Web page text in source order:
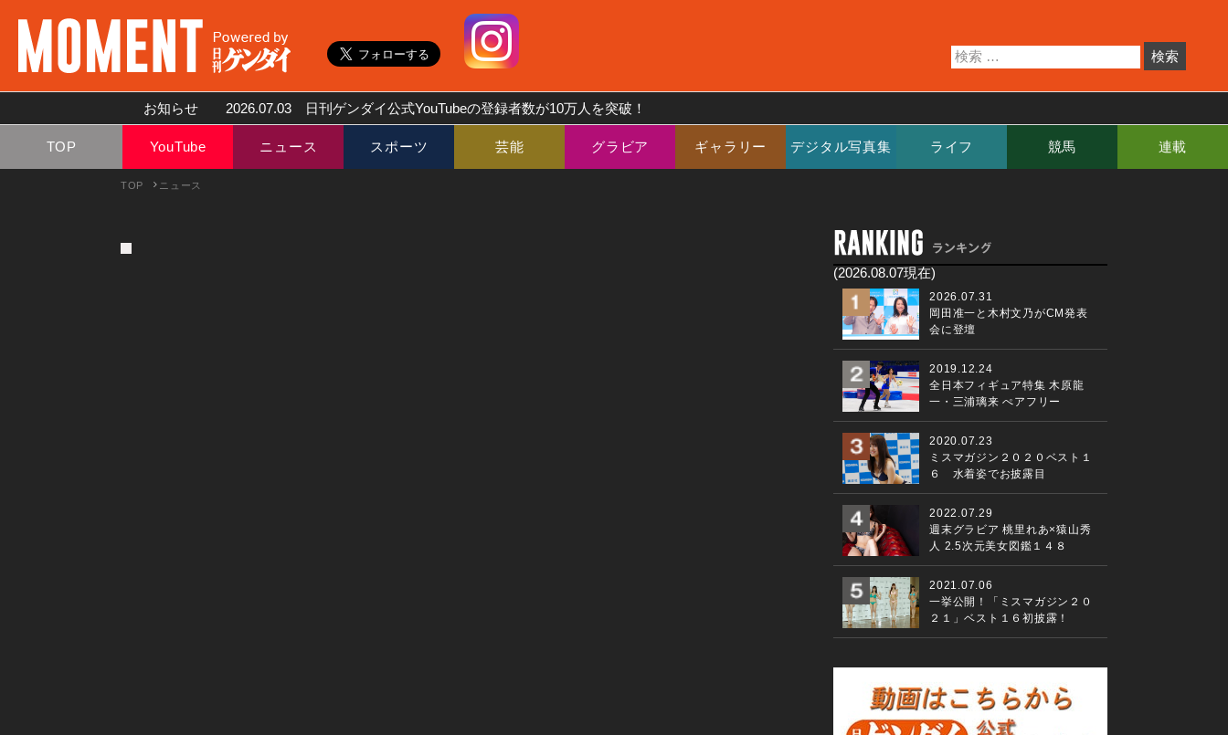
お知らせ 2026.07.03 日刊ゲンダイ公式YouTubeの登録者数が10万人を突破！
TOP YouTube ニュース スポーツ 芸能 グラビア ギャラリー デジタル写真集 ライフ 競馬 連載
TOP ニュース
(2026.08.07現在)
2026.07.31
岡田准一と木村文乃がCM発表
会に登壇
2019.12.24
全日本フィギュア特集 木原龍
一・三浦璃来 ぺアフリー
2020.07.23
ミスマガジン２０２０ベスト１
６ 水着姿でお披露目
2022.07.29
週末グラビア 桃里れあ×猿山秀
人 2.5次元美女図鑑１４８
2021.07.06
一挙公開！「ミスマガジン２０
２１」ベスト１６初披露！